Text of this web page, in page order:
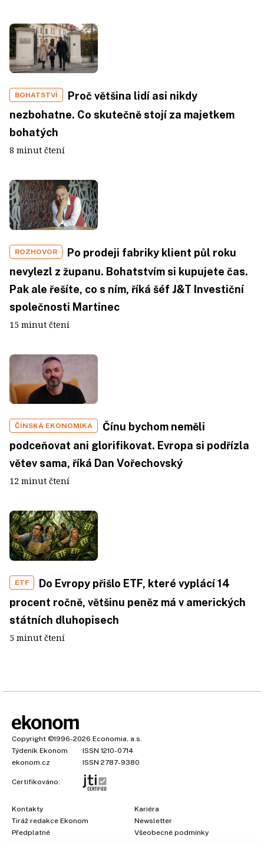
BOHATSTVÍ
Proč většina lidí asi nikdy
nezbohatne. Co skutečně stojí za majetkem
bohatých
8 minut čtení
ROZHOVOR
Po prodeji fabriky klient půl roku
nevylezl z županu. Bohatstvím si kupujete čas.
Pak ale řešíte, co s ním, říká šéf J&T Investiční
společnosti Martinec
15 minut čtení
ČÍNSKÁ EKONOMIKA
Čínu bychom neměli
podceňovat ani glorifikovat. Evropa si podřízla
větev sama, říká Dan Vořechovský
12 minut čtení
ETF
Do Evropy přišlo ETF, které vyplácí 14
procent ročně, většinu peněz má v amerických
státních dluhopisech
5 minut čtení
Copyright ©1996-2026 Economia, a.s.
Týdeník Ekonom
ISSN 1210-0714
ekonom.cz
ISSN 2787-9380
Certifikováno:
Kontakty
Tiráž redakce Ekonom
Předplatné
Kariéra
Newsletter
Všeobecné podmínky